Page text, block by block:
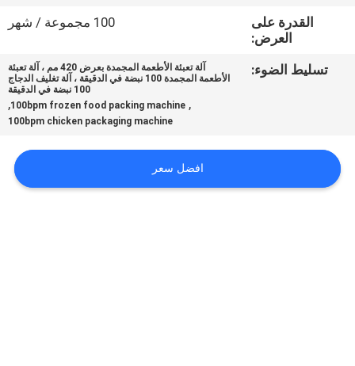
اطلب
اقتباس
القدرة على
العرض:
100 مجموعة / شهر
تسليط الضوء:
آلة تعبئة الأطعمة المجمدة بعرض 420 مم ، آلة تعبئة
الأطعمة المجمدة 100 نبضة في الدقيقة ، آلة تغليف الدجاج
100 نبضة في الدقيقة
,
100bpm frozen food packing machine
,
100bpm chicken packaging machine
افضل سعر